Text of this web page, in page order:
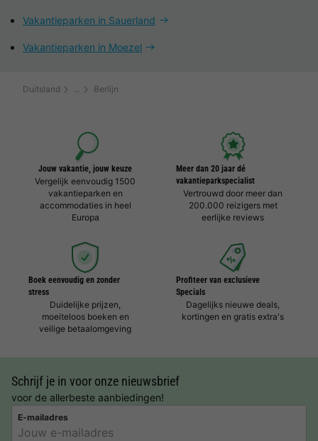
Vakantieparken in Sauerland
Vakantieparken in Moezel
Duitsland Berlijn
Jouw vakantie, jouw keuze
Vergelijk eenvoudig 1500
vakantieparken en
accommodaties in heel
Europa
Meer dan 20 jaar dé
vakantieparkspecialist
Vertrouwd door meer dan
200.000 reizigers met
eerlijke reviews
Boek eenvoudig en zonder
stress
Duidelijke prijzen,
moeiteloos boeken en
veilige betaalomgeving
Profiteer van exclusieve
Specials
Dagelijks nieuwe deals,
kortingen en gratis extra's
Schrijf je in voor onze nieuwsbrief
voor de allerbeste aanbiedingen!
E-mailadres